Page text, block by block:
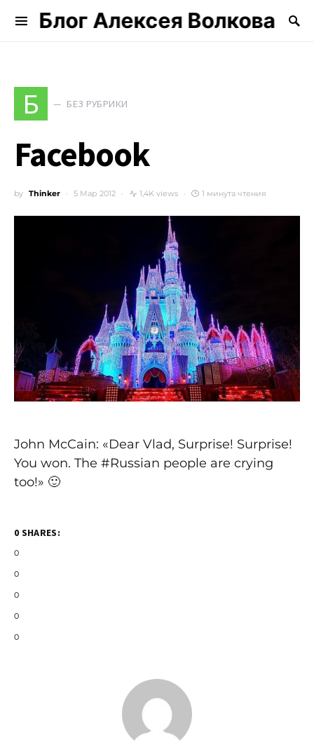
Блог Алексея Волкова
Search for:
Б БЕЗ РУБРИКИ
Facebook
by Thinker 5 Мар 2012 1,4K views 1 минута чтения
John McCain: «Dear Vlad, Surprise! Surprise!
You won. The #Russian people are crying
too!» 🙂
0 SHARES:
0
0
0
0
0